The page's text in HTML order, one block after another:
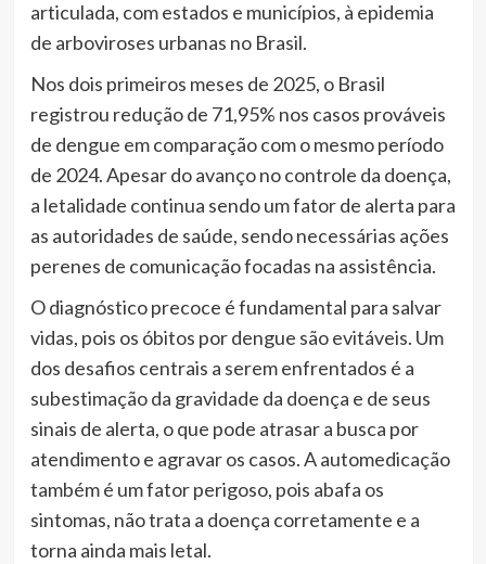
articulada, com estados e municípios, à epidemia
de arboviroses urbanas no Brasil.
Nos dois primeiros meses de 2025, o Brasil
registrou redução de 71,95% nos casos prováveis
de dengue em comparação com o mesmo período
de 2024. Apesar do avanço no controle da doença,
a letalidade continua sendo um fator de alerta para
as autoridades de saúde, sendo necessárias ações
perenes de comunicação focadas na assistência.
O diagnóstico precoce é fundamental para salvar
vidas, pois os óbitos por dengue são evitáveis. Um
dos desafios centrais a serem enfrentados é a
subestimação da gravidade da doença e de seus
sinais de alerta, o que pode atrasar a busca por
atendimento e agravar os casos. A automedicação
também é um fator perigoso, pois abafa os
sintomas, não trata a doença corretamente e a
torna ainda mais letal.